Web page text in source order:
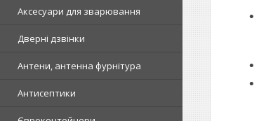
Аксесуари для зварювання
Дверні дзвінки
Антени, антенна фурнітура
Антисептики